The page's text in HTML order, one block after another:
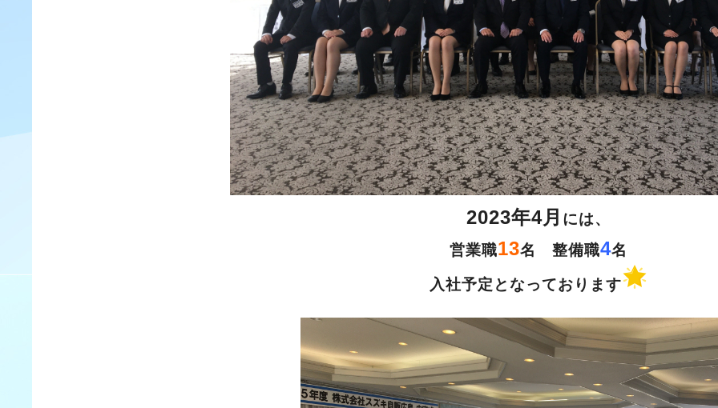
2023年4月 には、
営業職13名 整備職4名
入社予定となっております